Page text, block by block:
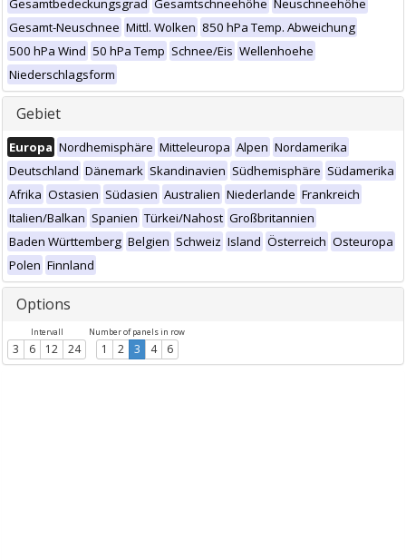
Gesamtbedeckungsgrad Gesamtschneehöhe Neuschneehöhe
Gesamt-Neuschnee Mittl. Wolken 850 hPa Temp. Abweichung
500 hPa Wind 50 hPa Temp Schnee/Eis Wellenhoehe
Niederschlagsform
Gebiet
Europa Nordhemisphäre Mitteleuropa Alpen Nordamerika
Deutschland Dänemark Skandinavien Südhemisphäre Südamerika
Afrika Ostasien Südasien Australien Niederlande Frankreich
Italien/Balkan Spanien Türkei/Nahost Großbritannien
Baden Württemberg Belgien Schweiz Island Österreich Osteuropa
Polen Finnland
Options
Intervall
3 6 12 24
Number of panels in row
1 2 3 4 6